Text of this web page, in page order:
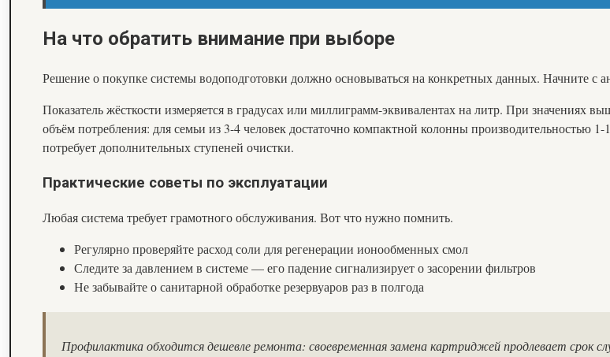
На что обратить внимание при выборе
Решение о покупке системы водоподготовки должно основываться на конкретных данных. Начните с
Показатель жёсткости измеряется в градусах или миллиграмм-эквивалентах на литр. При значениях
объём потребления: для семьи из 3-4 человек достаточно компактной колонны производительностью
потребует дополнительных ступеней очистки.
Практические советы по эксплуатации
Любая система требует грамотного обслуживания. Вот что нужно помнить.
Регулярно проверяйте расход соли для регенерации ионообменных смол
Следите за давлением в системе — его падение сигнализирует о засорении фильтров
Не забывайте о санитарной обработке резервуаров раз в полгода
Профилактика обходится дешевле ремонта: своевременная замена картриджей продлевает срок